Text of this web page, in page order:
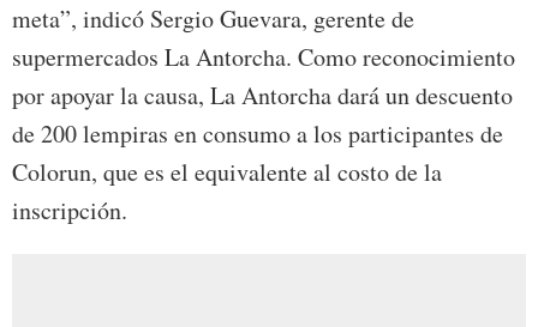
meta”, indicó Sergio Guevara, gerente de
supermercados La Antorcha. Como reconocimiento
por apoyar la causa, La Antorcha dará un descuento
de 200 lempiras en consumo a los participantes de
Colorun, que es el equivalente al costo de la
inscripción.